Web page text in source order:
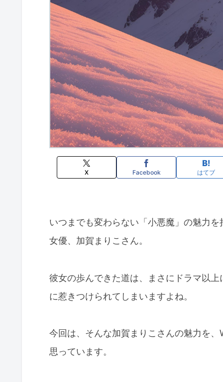
X Facebook はてブ
いつまでも変わらない「小悪魔」の魅力
女優、加賀まりこさん。
彼女の歩んできた道は、まさにドラマ以
に惹きつけられてしまいますよね。
今回は、そんな加賀まりこさんの魅力を
思っています。